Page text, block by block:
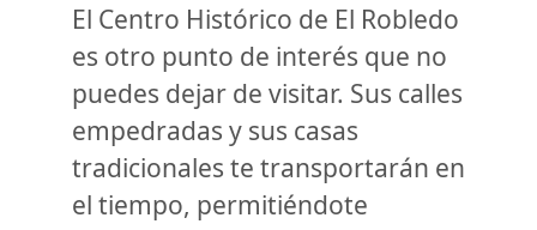
El Centro Histórico de El Robledo
es otro punto de interés que no
puedes dejar de visitar. Sus calles
empedradas y sus casas
tradicionales te transportarán en
el tiempo, permitiéndote